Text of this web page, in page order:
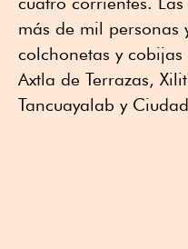
más de mil personas
colchonetas y
Axtla de Terrazas,
Tancuayalab y